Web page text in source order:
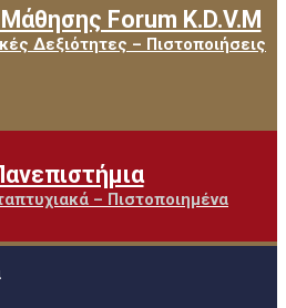
Forum K.D.V.M
Δεξιότητες – Πιστοποιήσεις
– Πιστοποιημένα